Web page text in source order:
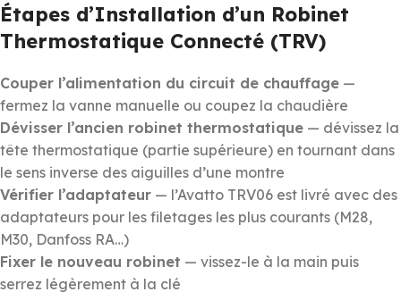
Étapes d’Installation d’un Robinet
Thermostatique Connecté (TRV)
Couper l’alimentation du circuit de chauffage —
fermez la vanne manuelle ou coupez la chaudière
Dévisser l’ancien robinet thermostatique — dévissez la
tête thermostatique (partie supérieure) en tournant dans
le sens inverse des aiguilles d’une montre
Vérifier l’adaptateur — l’Avatto TRV06 est livré avec des
adaptateurs pour les filetages les plus courants (M28,
M30, Danfoss RA…)
Fixer le nouveau robinet — vissez-le à la main puis
serrez légèrement à la clé